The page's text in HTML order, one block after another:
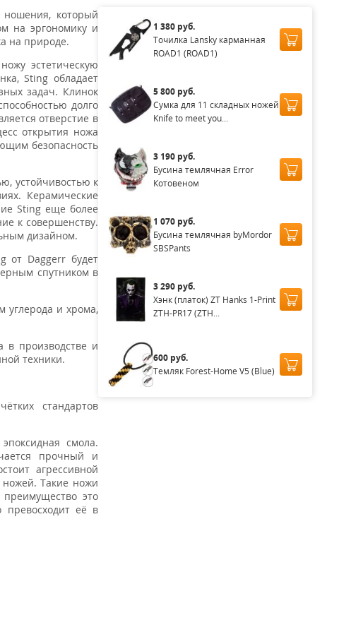
ношения, который
на эргономику и
на природе.
эстетическую
Sting обладает
задач. Клинок
долго
отверстие в
открытия ножа
безопасность
устойчивостью к
Керамические
Sting еще более
к совершенству.
дизайном.
от Daggerr будет
спутником в
углерода и хрома,
в производстве и
техники.
стандартов
смола.
прочный и
агрессивной
ножей. Такие ножи
это
её в
1 380 руб.
Точилка Lansky карманная
ROAD1 (ROAD1)
5 800 руб.
Сумка для 11 складных ножей
Knife to meet you...
3 190 руб.
Бусина темлячная Error
Котовеном
1 070 руб.
Бусина темлячная byMordor
SBSPants
3 290 руб.
Хэнк (платок) ZT Hanks 1-Print
ZTH-PR17 (ZTH...
600 руб.
Темляк Forest-Home V5 (Blue)